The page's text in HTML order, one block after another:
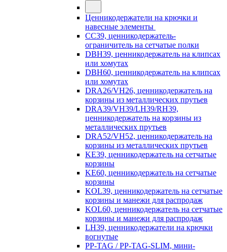
Ценникодержатели на крючки и
навесные элементы
CC39, ценникодержатель-
ограничитель на сетчатые полки
DBH39, ценникодержатель на клипсах
или хомутах
DBH60, ценникодержатель на клипсах
или хомутах
DRA26/VH26, ценникодержатель на
корзины из металлических прутьев
DRA39/VH39/LH39/RH39,
ценникодержатель на корзины из
металлических прутьев
DRA52/VH52, ценникодержатель на
корзины из металлических прутьев
KE39, ценникодержатель на сетчатые
корзины
KE60, ценникодержатель на сетчатые
корзины
KOL39, ценникодержатель на сетчатые
корзины и манежи для распродаж
KOL60, ценникодержатель на сетчатые
корзины и манежи для распродаж
LH39, ценникодержатели на крючки
вогнутые
PP-TAG / PP-TAG-SLIM, мини-